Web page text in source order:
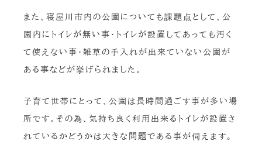
また、寝屋川市内の公園についても課題点として、公
園内にトイレが無い事・トイレが設置してあっても汚く
て使えない事・雑草の手入れが出来ていない公園が
ある事などが挙げられました。
子育て世帯にとって、公園は長時間過ごす事が多い場
所です。その為、気持ち良く利用出来るトイレが設置さ
れているかどうかは大きな問題である事が伺えます。